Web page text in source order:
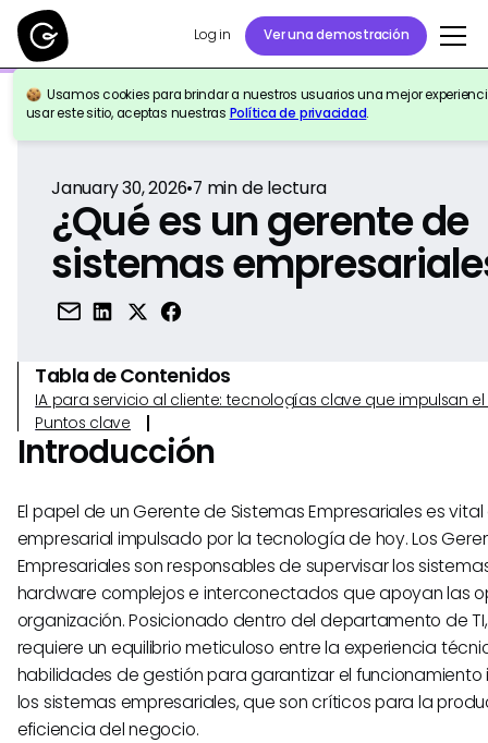
Log in Ver una demostración
Usamos cookies para brindar a nuestros usuarios una mejor
usar este sitio, aceptas nuestras Política de privacidad.
Volver a la Referencia
January 30, 2026•7 min de lectura
¿Qué es un gerente de
sistemas
Tabla de Contenidos
IA para servicio al cliente: tecnologías clave que impulsan
Puntos clave
Introducción
El papel de un Gerente de Sistemas Empresariales es
empresarial impulsado por la tecnología de hoy. Los
Empresariales son responsables de supervisar los
hardware complejos e interconectados que apoyan las
organización. Posicionado dentro del departamento de
requiere un equilibrio meticuloso entre la experiencia
habilidades de gestión para garantizar el funcionamiento
los sistemas empresariales, que son críticos para la
eficiencia del negocio.